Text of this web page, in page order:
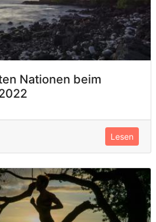
Nationen beim
Lesen